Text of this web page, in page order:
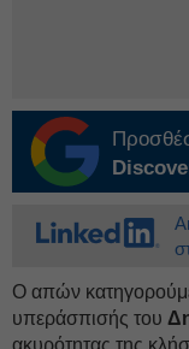
Ο απών
υπεράσπισής του
ακυρότητας της